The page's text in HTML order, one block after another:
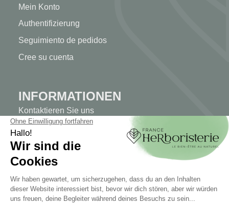
Mein Konto
Authentifizierung
Seguimiento de pedidos
Cree su cuenta
INFORMATIONEN
Kontaktieren Sie uns
Sitemap
Unser Kräuterladen
Lieferung
Sicheres Bezahlen